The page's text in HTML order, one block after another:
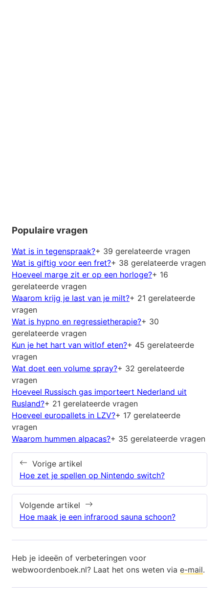
Populaire vragen
Wat is in tegenspraak?+ 39 gerelateerde vragen
Wat is giftig voor een fret?+ 38 gerelateerde vragen
Hoeveel marge zit er op een horloge?+ 16
gerelateerde vragen
Waarom krijg je last van je milt?+ 21 gerelateerde
vragen
Wat is hypno en regressietherapie?+ 30
gerelateerde vragen
Kun je het hart van witlof eten?+ 45 gerelateerde
vragen
Wat doet een volume spray?+ 32 gerelateerde
vragen
Hoeveel Russisch gas importeert Nederland uit
Rusland?+ 21 gerelateerde vragen
Hoeveel europallets in LZV?+ 17 gerelateerde
vragen
Waarom hummen alpacas?+ 35 gerelateerde vragen
Vorige artikel
Hoe zet je spellen op Nintendo switch?
Volgende artikel
Hoe maak je een infrarood sauna schoon?
Heb je ideeën of verbeteringen voor
webwoordenboek.nl? Laat het ons weten via e-mail.